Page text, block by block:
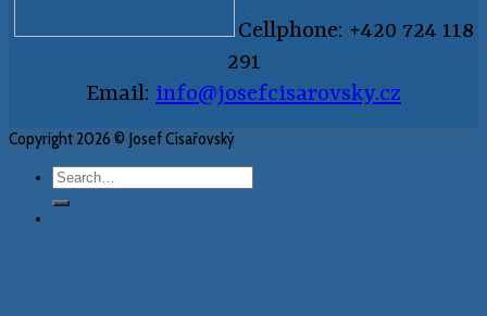
Cellphone: +420 724 118
291
Email: info@josefcisarovsky.cz
Copyright 2026 © Josef Císařovský